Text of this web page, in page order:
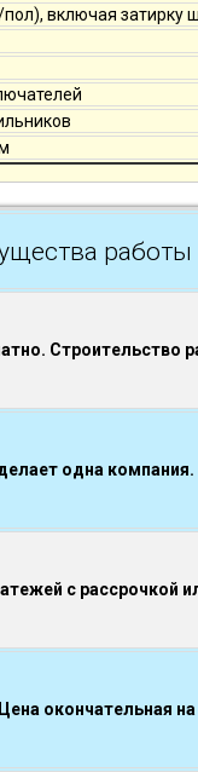
включая затирку
Строительство
одна компания.
с рассрочкой
окончательная